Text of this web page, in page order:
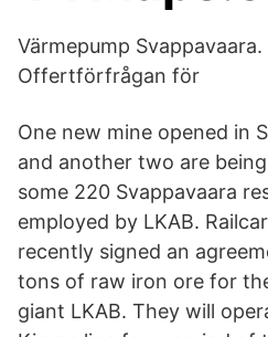
Värmepump Svappavaara.
Offertförfrågan för
One new mine opened in
and another two are
some 220 Svappavaara
employed by LKAB.
recently signed an
tons of raw iron ore for
giant LKAB. They will